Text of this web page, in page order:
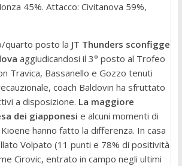
45%. Attacco: Civitanova 59%,
quarto posto la JT Thunders sconfigge
aggiudicandosi il 3° posto al Trofeo
Travica, Bassanello e Gozzo tenuti
coach Baldovin ha sfruttato
a disposizione. La maggiore
dei giapponesi e alcuni momenti di
hanno fatto la differenza. In casa
Volpato (11 punti e 78% di positività
Cirovic, entrato in campo negli ultimi